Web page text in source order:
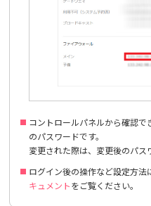
コントロールパネルから確認
のパスワードです。
変更された際は、変更後のパス
ログイン後の操作など設定方
キュメントをご覧ください。